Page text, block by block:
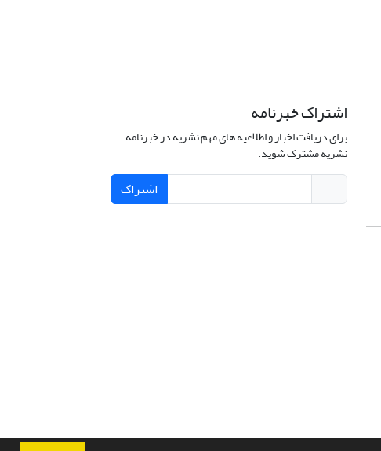
اشتراک خبرنامه
برای دریافت اخبار و اطلاعیه های مهم نشریه در خبرنامه
نشریه مشترک شوید.
اشتراک